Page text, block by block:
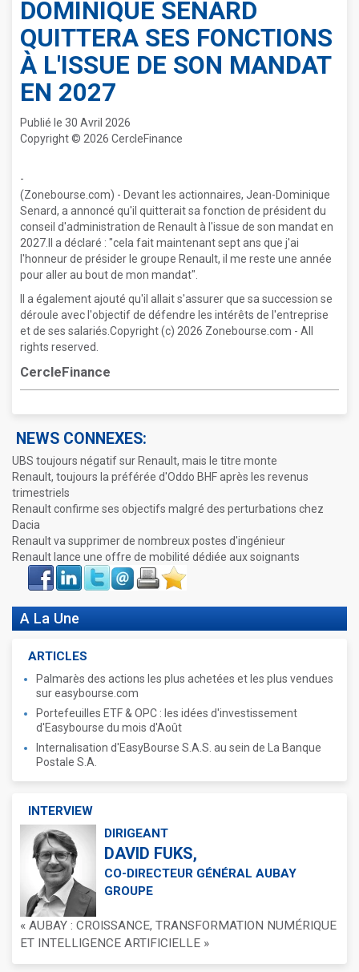
DOMINIQUE SENARD
QUITTERA SES FONCTIONS
À L'ISSUE DE SON MANDAT
EN 2027
Publié le 30 Avril 2026
Copyright © 2026 CercleFinance
-
(Zonebourse.com) - Devant les actionnaires, Jean-Dominique
Senard, a annoncé qu'il quitterait sa fonction de président du
conseil d'administration de Renault à l'issue de son mandat en
2027.Il a déclaré : "cela fait maintenant sept ans que j'ai
l'honneur de présider le groupe Renault, il me reste une année
pour aller au bout de mon mandat".
Il a également ajouté qu'il allait s'assurer que sa succession se
déroule avec l'objectif de défendre les intérêts de l'entreprise
et de ses salariés.Copyright (c) 2026 Zonebourse.com - All
rights reserved.
CercleFinance
NEWS CONNEXES:
UBS toujours négatif sur Renault, mais le titre monte
Renault, toujours la préférée d'Oddo BHF après les revenus
trimestriels
Renault confirme ses objectifs malgré des perturbations chez
Dacia
Renault va supprimer de nombreux postes d'ingénieur
Renault lance une offre de mobilité dédiée aux soignants
Face
book
LinkIn Twitter Envoyer ImprimerFavoris
A La Une
ARTICLES
Palmarès des actions les plus achetées et les plus vendues
sur easybourse.com
Portefeuilles ETF & OPC : les idées d'investissement
d'Easybourse du mois d'Août
Internalisation d'EasyBourse S.A.S. au sein de La Banque
Postale S.A.
INTERVIEW
DIRIGEANT
DAVID FUKS,
CO-DIRECTEUR GÉNÉRAL AUBAY
GROUPE
« AUBAY : CROISSANCE, TRANSFORMATION NUMÉRIQUE
ET INTELLIGENCE ARTIFICIELLE »